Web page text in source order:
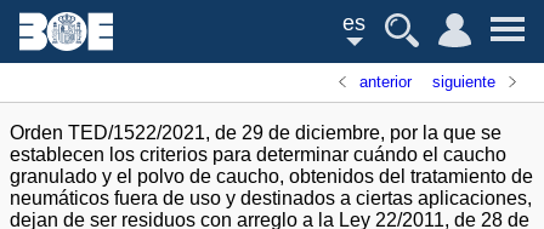
es
anterior siguiente
Orden TED/1522/2021, de 29 de diciembre, por la que se
establecen los criterios para determinar cuándo el caucho
granulado y el polvo de caucho, obtenidos del tratamiento de
neumáticos fuera de uso y destinados a ciertas aplicaciones,
dejan de ser residuos con arreglo a la Ley 22/2011, de 28 de